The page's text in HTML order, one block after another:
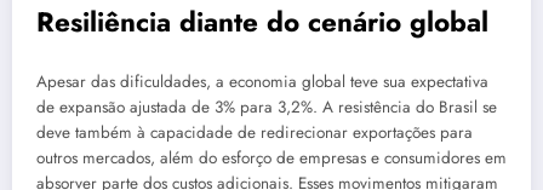
Resiliência diante do cenário global
Apesar das dificuldades, a economia global teve sua expectativa
de expansão ajustada de 3% para 3,2%. A resistência do Brasil se
deve também à capacidade de redirecionar exportações para
outros mercados, além do esforço de empresas e consumidores em
absorver parte dos custos adicionais. Esses movimentos mitigaram